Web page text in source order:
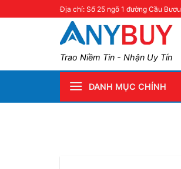
Địa chỉ: Số 25 ngõ 1 đường Cầu
Trao Niềm Tin - Nhận Uy Tín
DANH MỤC CHÍNH